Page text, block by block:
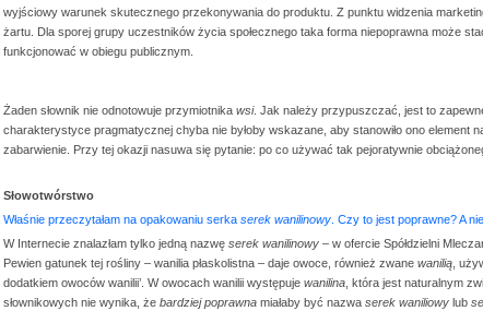
wyjściowy warunek skutecznego przekonywania do produktu. Z punktu widzenia
żartu. Dla sporej grupy uczestników życia społecznego taka forma niepoprawna może
funkcjonować w obiegu publicznym.
Żaden słownik nie odnotowuje przymiotnika wsi. Jak należy przypuszczać, jest to
charakterystyce pragmatycznej chyba nie byłoby wskazane, aby stanowiło ono
zabarwienie. Przy tej okazji nasuwa się pytanie: po co używać tak pejoratywnie
Słowotwórstwo
Właśnie przeczytałam na opakowaniu serka serek wanilinowy . Czy to jest poprawne? A nie
W Internecie znalazłam tylko jedną nazwę serek wanilinowy – w ofercie Spółdzielni
Pewien gatunek tej rośliny – wanilia płaskolistna – daje owoce, również zwane wanilią ,
dodatkiem owoców wanilii’. W owocach wanilii występuje wanilina , która jest naturalnym
słownikowych nie wynika, że bardziej poprawna miałaby być nazwa serek waniliowy lub